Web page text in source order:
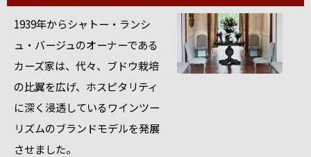
1939年からシャトー・ランシ
ュ・バージュのオーナーである
カーズ家は、代々、ブドウ栽培
の比翼を広げ、ホスピタリティ
に深く浸透しているワインツー
リズムのブランドモデルを発展
させました。